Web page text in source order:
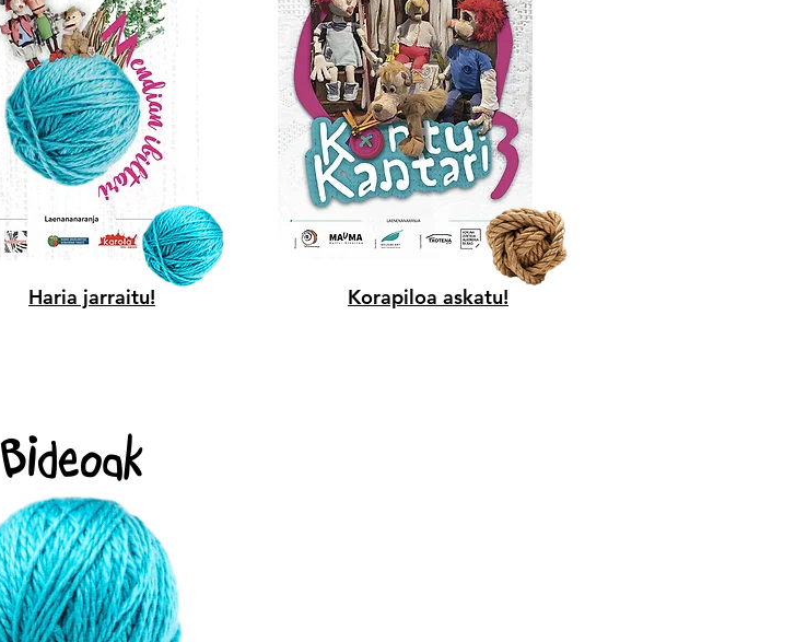
Haria jarraitu! Korapiloa askatu!
Bideoak